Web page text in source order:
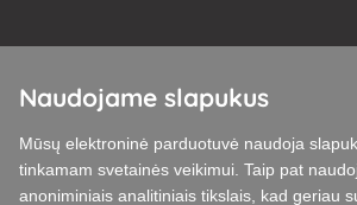
Visada suteiksime jums ekspertų
Skundai išnagrinėjami per 24 val
Naudojame slapukus
Mūsų elektroninė parduotuvė naudoja
tinkamam svetainės veikimui. Taip pat
anoniminiais analitiniais tikslais, kad geriau